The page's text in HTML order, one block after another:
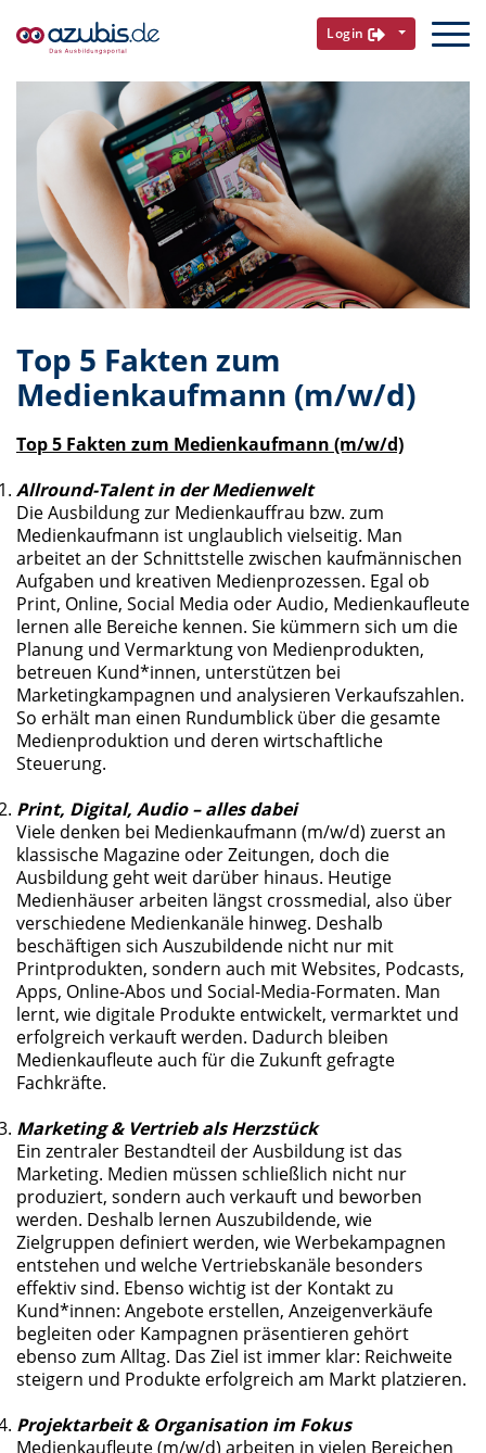
Login
Top 5 Fakten zum
Medienkaufmann (m/w/d)
Top 5 Fakten zum Medienkaufmann (m/w/d)
Allround-Talent in der Medienwelt
Die Ausbildung zur Medienkauffrau bzw. zum
Medienkaufmann ist unglaublich vielseitig. Man
arbeitet an der Schnittstelle zwischen kaufmännischen
Aufgaben und kreativen Medienprozessen. Egal ob
Print, Online, Social Media oder Audio, Medienkaufleute
lernen alle Bereiche kennen. Sie kümmern sich um die
Planung und Vermarktung von Medienprodukten,
betreuen Kund*innen, unterstützen bei
Marketingkampagnen und analysieren Verkaufszahlen.
So erhält man einen Rundumblick über die gesamte
Medienproduktion und deren wirtschaftliche
Steuerung.
Print, Digital, Audio – alles dabei
Viele denken bei Medienkaufmann (m/w/d) zuerst an
klassische Magazine oder Zeitungen, doch die
Ausbildung geht weit darüber hinaus. Heutige
Medienhäuser arbeiten längst crossmedial, also über
verschiedene Medienkanäle hinweg. Deshalb
beschäftigen sich Auszubildende nicht nur mit
Printprodukten, sondern auch mit Websites, Podcasts,
Apps, Online-Abos und Social‑Media‑Formaten. Man
lernt, wie digitale Produkte entwickelt, vermarktet und
erfolgreich verkauft werden. Dadurch bleiben
Medienkaufleute auch für die Zukunft gefragte
Fachkräfte.
Marketing & Vertrieb als Herzstück
Ein zentraler Bestandteil der Ausbildung ist das
Marketing. Medien müssen schließlich nicht nur
produziert, sondern auch verkauft und beworben
werden. Deshalb lernen Auszubildende, wie
Zielgruppen definiert werden, wie Werbekampagnen
entstehen und welche Vertriebskanäle besonders
effektiv sind. Ebenso wichtig ist der Kontakt zu
Kund*innen: Angebote erstellen, Anzeigenverkäufe
begleiten oder Kampagnen präsentieren gehört
ebenso zum Alltag. Das Ziel ist immer klar: Reichweite
steigern und Produkte erfolgreich am Markt platzieren.
Projektarbeit & Organisation im Fokus
Medienkaufleute (m/w/d) arbeiten in vielen Bereichen